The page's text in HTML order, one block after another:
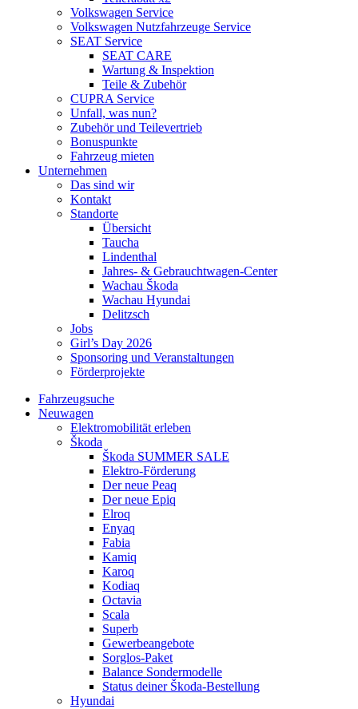
Volkswagen Service
Volkswagen Nutzfahrzeuge Service
SEAT Service
SEAT CARE
Wartung & Inspektion
Teile & Zubehör
CUPRA Service
Unfall, was nun?
Zubehör und Teilevertrieb
Bonuspunkte
Fahrzeug mieten
Unternehmen
Das sind wir
Kontakt
Standorte
Übersicht
Taucha
Lindenthal
Jahres- & Gebrauchtwagen-Center
Wachau Škoda
Wachau Hyundai
Delitzsch
Jobs
Girl’s Day 2026
Sponsoring und Veranstaltungen
Förderprojekte
Fahrzeugsuche
Neuwagen
Elektromobilität erleben
Škoda
Škoda SUMMER SALE
Elektro-Förderung
Der neue Peaq
Der neue Epiq
Elroq
Enyaq
Fabia
Kamiq
Karoq
Kodiaq
Octavia
Scala
Superb
Gewerbeangebote
Sorglos-Paket
Balance Sondermodelle
Status deiner Škoda-Bestellung
Hyundai